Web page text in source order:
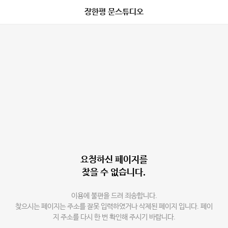
장한평 문스튜디오
요청하신 페이지를
찾을 수 없습니다.
이용에 불편을 드려 죄송합니다.
찾으시는 페이지는 주소를 잘못 입력하였거나 삭제된 페이지 입니다. 페이
지 주소를 다시 한 번 확인해 주시기 바랍니다.